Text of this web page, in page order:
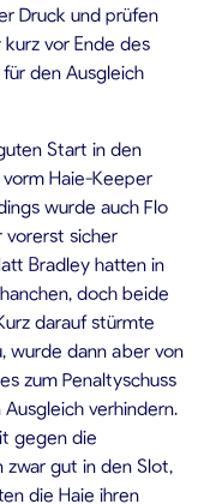
Druck und prüfen
kurz vor Ende des
den Ausgleich
Start in den
Haie-Keeper
wurde auch Flo
vorerst sicher
Bradley hatten in
doch beide
darauf stürmte
wurde dann aber von
zum Penaltyschuss
verhindern.
gegen die
zwar gut in den Slot,
die Haie ihren